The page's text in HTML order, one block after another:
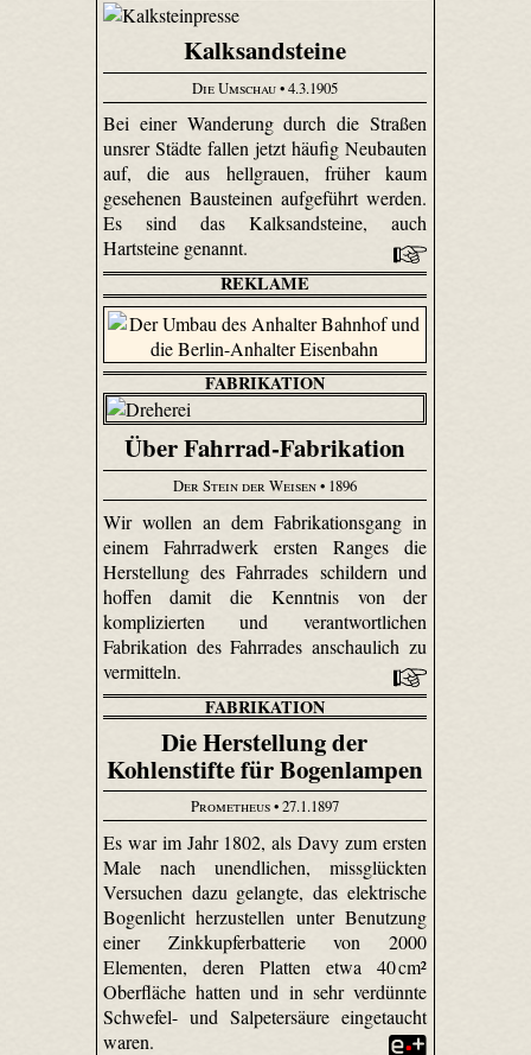
Kalksandsteine
Die Umschau• 4.3.1905
Bei einer Wanderung durch die Straßen
unsrer Städte fallen jetzt häufig Neubauten
auf, die aus hellgrauen, früher kaum
gesehenen Bausteinen aufgeführt werden.
Es sind das Kalksandsteine, auch
Hartsteine genannt.
REKLAME
FABRIKATION
Über Fahrrad-Fabrikation
Der Stein der Weisen• 1896
Wir wollen an dem Fabrikationsgang in
einem Fahrradwerk ersten Ranges die
Herstellung des Fahrrades schildern und
hoffen damit die Kenntnis von der
komplizierten und verantwortlichen
Fabrikation des Fahrrades anschaulich zu
vermitteln.
FABRIKATION
Die Herstellung der
Kohlenstifte für Bogenlampen
Prometheus• 27.1.1897
Es war im Jahr 1802, als Davy zum ersten
Male nach unendlichen, missglückten
Versuchen dazu gelangte, das elektrische
Bogenlicht herzustellen unter Benutzung
einer Zinkkupferbatterie von 2000
Elementen, deren Platten etwa 40 cm²
Oberfläche hatten und in sehr verdünnte
Schwefel- und Salpetersäure eingetaucht
waren.